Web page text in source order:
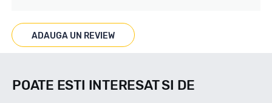
Marcaje
ADAUGA UN REVIEW
POATE ESTI INTERESAT SI DE